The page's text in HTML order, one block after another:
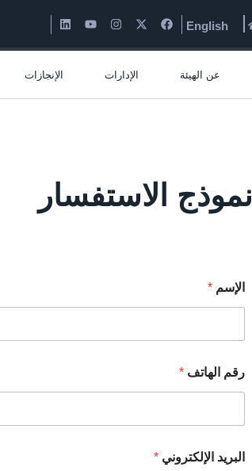
English
عن الهيئة الإدارات الإنجازات
نموذج الاستفسار
الإسم*
رقم الهاتف*
البريد الإلكتروني*